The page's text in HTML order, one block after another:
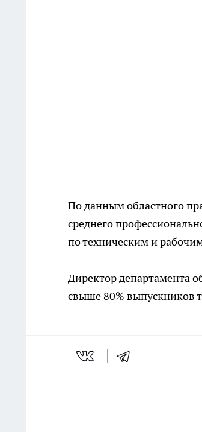
По данным областного
среднего
по техническим и
Директор департамента
свыше 80% выпускников